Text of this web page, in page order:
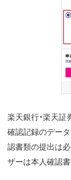
楽天銀行・楽天証
確認記録のデー
認書類の提出は
ザーは本人確認